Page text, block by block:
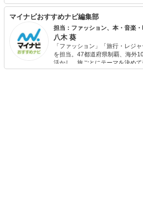
くアドバイス。パーソナルカラ
事の中で関わっており実績と定評がある。 ま
も活動しており、個人FP相談や
「はじめての投資セミナー」を開
ンに興味のある女性に支持されて
マイナビおすすめナビ編集部
担当：ファッション、本・音楽
八木 葵
「ファッション」「旅行・レジ
を担当。47都道府県制覇、海外
活かし、旅ごとにテーマを決め
が得意。また、アパレルショッ